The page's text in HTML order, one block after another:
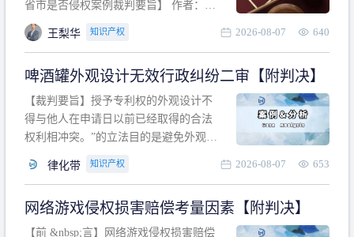
省市是否侵权案例裁判要旨】 作者：浙
江杭知桥律师事务所 王梨华 周靖超 【导
读】 第一部分：刮码剪码刮标剪标的商
诉讼建议 第二部分：15省市是否侵权案
例的裁判要旨 目录 第一部分、刮码剪码
刮
王梨华 知识产权 2026-08-07 640
啤酒罐外观设计无效行政纠纷二审【附判决】
【裁判要旨】授予专利权的外观设计不
得与他人在申请日以前已经取得的合法
权利相冲突。”的立法目的是避免外观设
冲突。基于此，凡是因该外观设计的实
于该款规定的规制范畴。“合法权利”不宜
作狭义解释，一般情况下，只要依法享
律化带 知识产权 2026-08-07 653
网络游戏侵权损害赔偿考量因素【附判决】
【前 &nbsp;言】网络游戏侵权损害赔偿